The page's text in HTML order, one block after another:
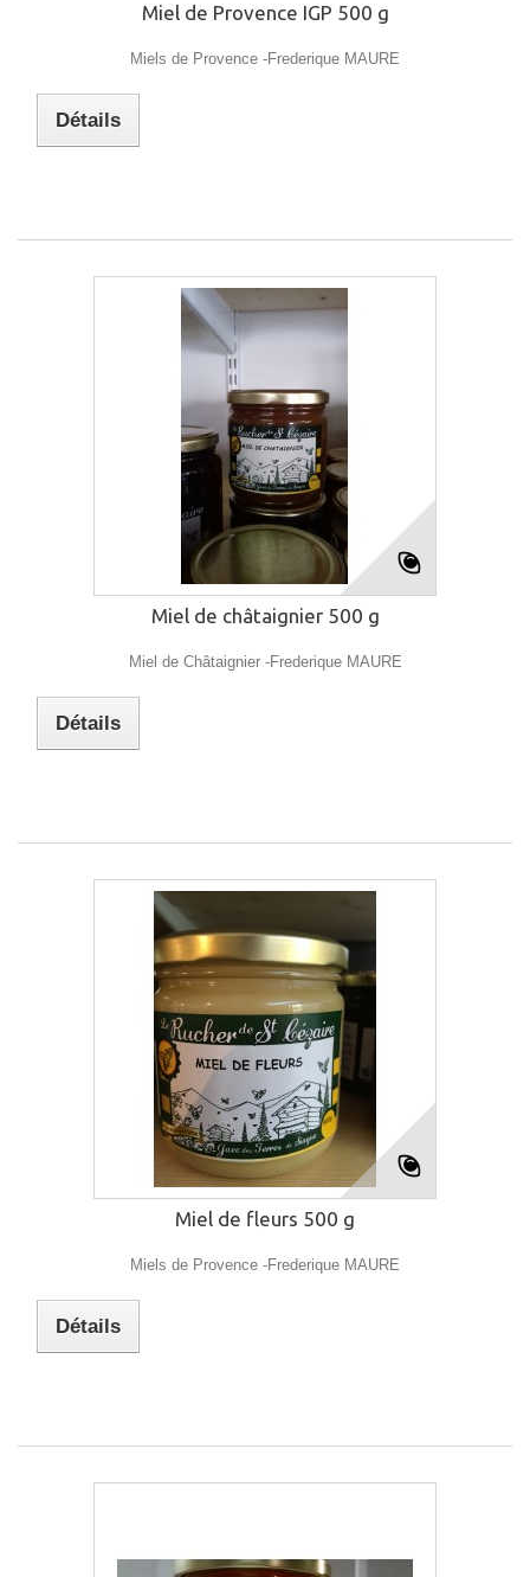
Miel de Provence IGP 500 g
Miels de Provence -Frederique MAURE
Détails
Miel de châtaignier 500 g
Miel de Châtaignier -Frederique MAURE
Détails
Miel de fleurs 500 g
Miels de Provence -Frederique MAURE
Détails